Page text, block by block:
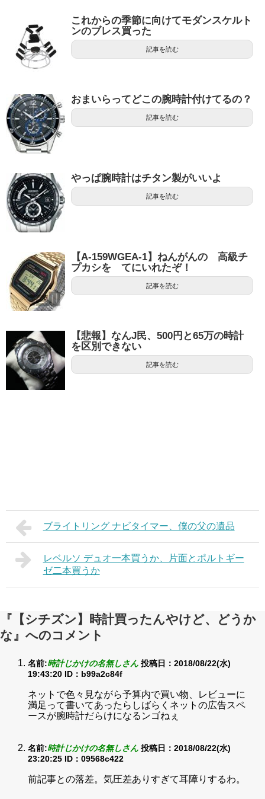
これからの季節に向けてモダンスケルト
ンのブレス買った
記事を読む
おまいらってどこの腕時計付けてるの？
記事を読む
やっぱ腕時計はチタン製がいいよ
記事を読む
【A-159WGEA-1】ねんがんの 高級チ
プカシを てにいれたぞ！
記事を読む
【悲報】なんJ民、500円と65万の時計
を区別できない
記事を読む
ブライトリング ナビタイマー、僕の父の遺品
レベルソ デュオ一本買うか、片面とポルトギー
ゼ二本買うか
『【シチズン】時計買ったんやけど、どうか
な』へのコメント
名前:時計じかけの名無しさん 投稿日：2018/08/22(水)
19:43:20 ID：b99a2c84f
ネットで色々見ながら予算内で買い物、レビューに
満足って書いてあったらしばらくネットの広告スペ
ースが腕時計だらけになるンゴねぇ
名前:時計じかけの名無しさん 投稿日：2018/08/22(水)
23:20:25 ID：09568c422
前記事との落差。気圧差ありすぎて耳障りするわ。